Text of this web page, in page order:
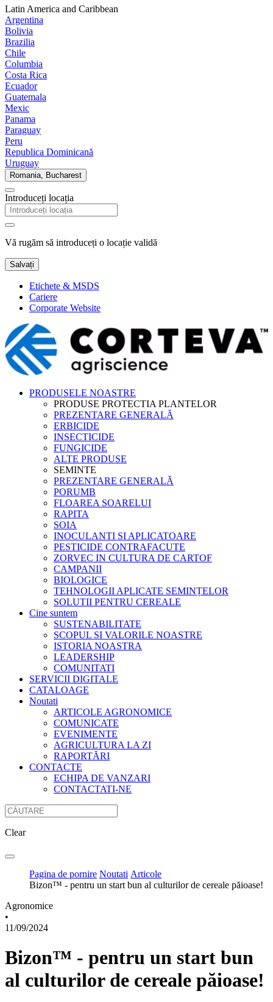
Latin America and Caribbean
Argentina
Bolivia
Brazilia
Chile
Columbia
Costa Rica
Ecuador
Guatemala
Mexic
Panama
Paraguay
Peru
Republica Dominicană
Uruguay
Romania, Bucharest
Introduceți locația
Vă rugăm să introduceți o locație validă
Salvați
Etichete & MSDS
Cariere
Corporate Website
PRODUSELE NOASTRE
PRODUSE PROTECTIA PLANTELOR
PREZENTARE GENERALĂ
ERBICIDE
INSECTICIDE
FUNGICIDE
ALTE PRODUSE
SEMINTE
PREZENTARE GENERALĂ
PORUMB
FLOAREA SOARELUI
RAPITA
SOIA
INOCULANTI SI APLICATOARE
PESTICIDE CONTRAFACUTE
ZORVEC IN CULTURA DE CARTOF
CAMPANII
BIOLOGICE
TEHNOLOGII APLICATE SEMINȚELOR
SOLUTII PENTRU CEREALE
Cine suntem
SUSTENABILITATE
SCOPUL SI VALORILE NOASTRE
ISTORIA NOASTRA
LEADERSHIP
COMUNITATI
SERVICII DIGITALE
CATALOAGE
Noutati
ARTICOLE AGRONOMICE
COMUNICATE
EVENIMENTE
AGRICULTURA LA ZI
RAPORTĂRI
CONTACTE
ECHIPA DE VANZARI
CONTACTATI-NE
Clear
Pagina de pornire Noutati Articole
Bizon™ - pentru un start bun al culturilor de cereale păioase!
Agronomice
•
11/09/2024
Bizon™ - pentru un start bun
al culturilor de cereale păioase!